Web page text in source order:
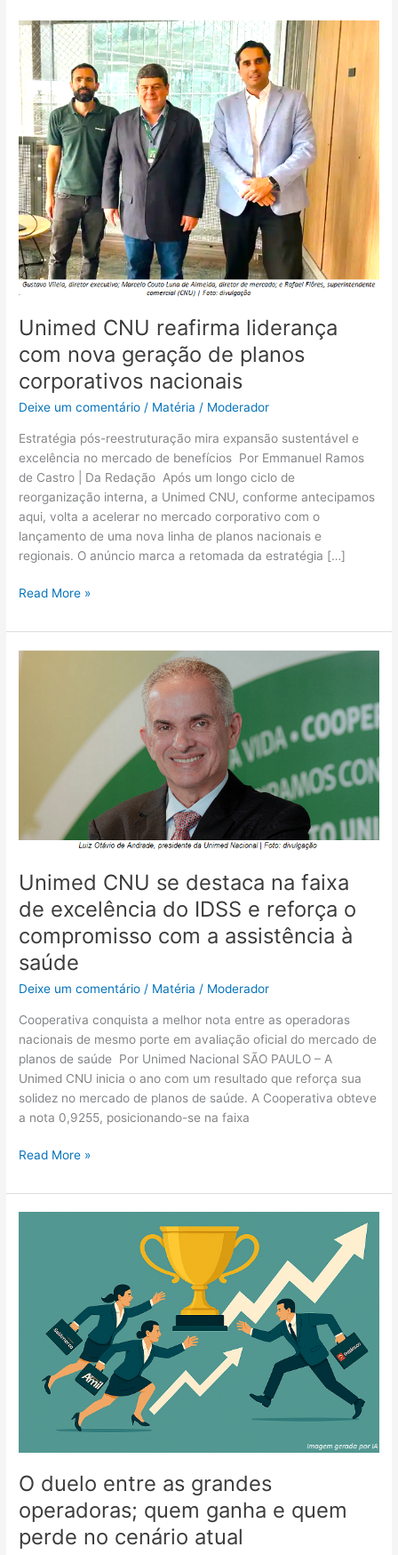
Unimed CNU reafirma liderança
com nova geração de planos
corporativos nacionais
Deixe um comentário / Matéria / Moderador
Estratégia pós-reestruturação mira expansão sustentável e
excelência no mercado de benefícios Por Emmanuel Ramos
de Castro | Da Redação Após um longo ciclo de
reorganização interna, a Unimed CNU, conforme antecipamos
aqui, volta a acelerar no mercado corporativo com o
lançamento de uma nova linha de planos nacionais e
regionais. O anúncio marca a retomada da estratégia […]
Unimed
CNU
reafirma
liderança
com
nova
geração
de
planos
corporativos
nacionais
Read More »
Unimed CNU se destaca na faixa
de excelência do IDSS e reforça o
compromisso com a assistência à
saúde
Deixe um comentário / Matéria / Moderador
Cooperativa conquista a melhor nota entre as operadoras
nacionais de mesmo porte em avaliação oficial do mercado de
planos de saúde Por Unimed Nacional SÃO PAULO – A
Unimed CNU inicia o ano com um resultado que reforça sua
solidez no mercado de planos de saúde. A Cooperativa obteve
a nota 0,9255, posicionando-se na faixa
excelência
IDSS
reforça
o
compromisso
com
assistência
à
Read More »
O duelo entre as grandes
operadoras; quem ganha e quem
perde no cenário atual
operadoras;
quem
quem
cenário
atual